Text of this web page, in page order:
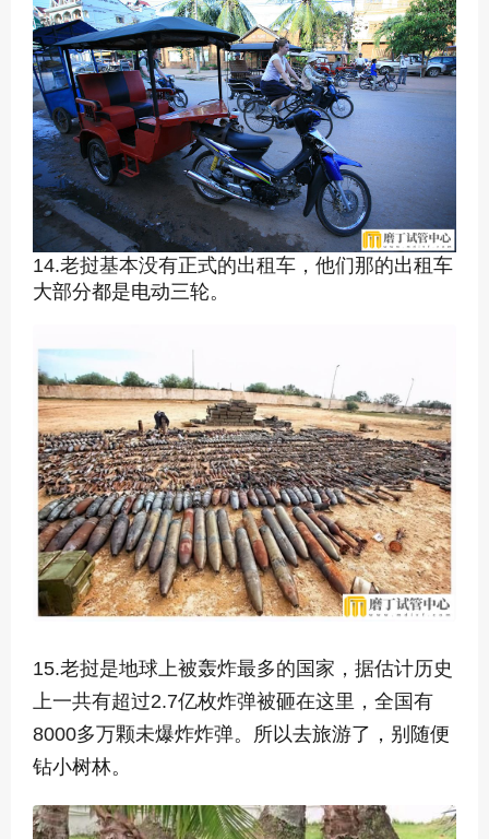
14.老挝基本没有正式的出租车，他们那的出租车
大部分都是电动三轮。
15.老挝是地球上被轰炸最多的国家，据估计历史
上一共有超过2.7亿枚炸弹被砸在这里，全国有
8000多万颗未爆炸炸弹。所以去旅游了，别随便
钻小树林。